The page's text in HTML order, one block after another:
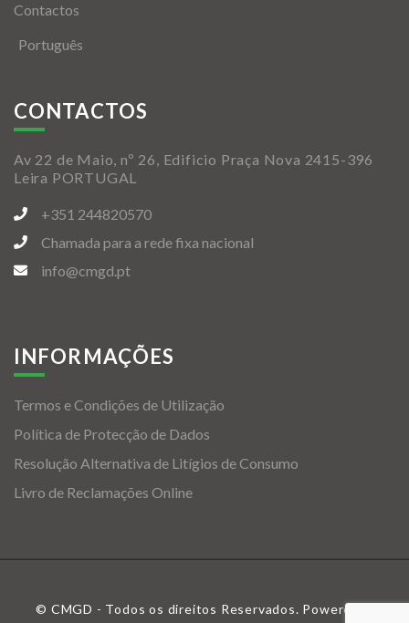
Contactos
Português
CONTACTOS
Av 22 de Maio, nº 26, Edificio Praça Nova 2415-396
Leira PORTUGAL
+351 244820570
Chamada para a rede fixa nacional
info@cmgd.pt
INFORMAÇÕES
Termos e Condições de Utilização
Política de Protecção de Dados
Resolução Alternativa de Litígios de Consumo
Livro de Reclamações Online
© CMGD - Todos os direitos Reservados. Powered &